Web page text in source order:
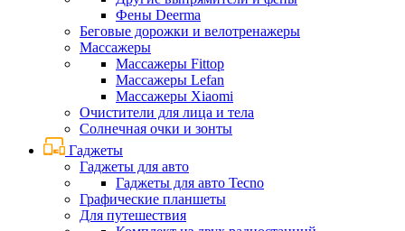
Фены Deerma
Беговые дорожки и велотренажеры
Массажеры
Массажеры Fittop
Массажеры Lefan
Массажеры Xiaomi
Очистители для лица и тела
Солнечная очки и зонты
Гаджеты
Гаджеты для авто
Гаджеты для авто Tecno
Графические планшеты
Для путешествия